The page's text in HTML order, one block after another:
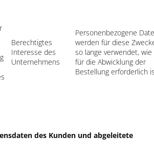
Berechtigtes
Interesse des
Unternehmens
Personenbezogene
werden für diese
so lange verwendet, wie
für die Abwicklung der
Bestellung erforderlich
des Kunden und abgeleitete